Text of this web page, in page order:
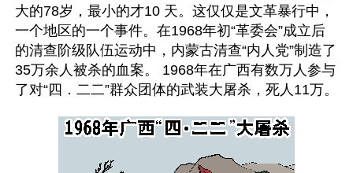
大的78岁，最小的才10 天。这仅仅是文革暴行中，
一个地区的一个事件。在1968年初“革委会”成立后
的清查阶级队伍运动中，内蒙古清查“内人党”制造了
35万余人被杀的血案。 1968年在广西有数万人参与
了对“四．二二”群众团体的武装大屠杀，死人11万。